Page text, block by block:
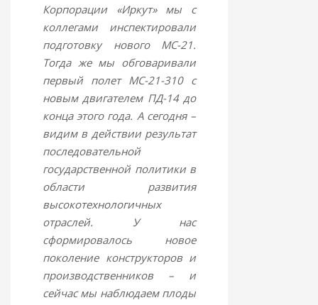
Корпорации «Иркут» мы с
коллегами инспектировали
подготовку нового МС-21.
Тогда же мы обговаривали
первый полет МС-21-310 с
новым двигателем ПД-14 до
конца этого года. А сегодня –
видим в действии результат
последовательной
государственной политики в
области развития
высокотехнологичных
отраслей. У нас
сформировалось новое
поколение конструкторов и
производственников – и
сейчас мы наблюдаем плоды